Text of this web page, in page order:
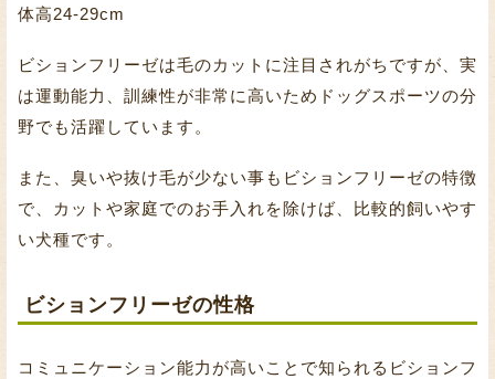
体高24-29cm
ビションフリーゼは毛のカットに注目されがちですが、実
は運動能力、訓練性が非常に高いためドッグスポーツの分
野でも活躍しています。
また、臭いや抜け毛が少ない事もビションフリーゼの特徴
で、カットや家庭でのお手入れを除けば、比較的飼いやす
い犬種です。
ビションフリーゼの性格
コミュニケーション能力が高いことで知られるビションフ